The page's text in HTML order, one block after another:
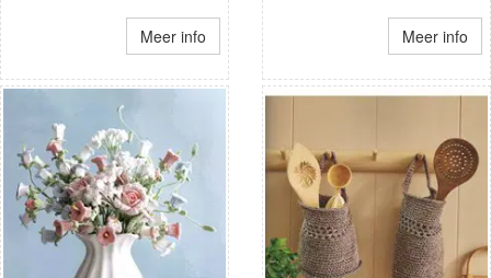
Meer info Meer info